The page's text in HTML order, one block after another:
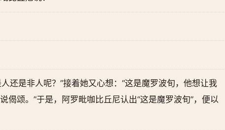
还是非人呢？”接着她又心想：“这是魔罗波旬，他想让我
颂。”于是，阿罗毗咖比丘尼认出“这是魔罗波旬”，便以